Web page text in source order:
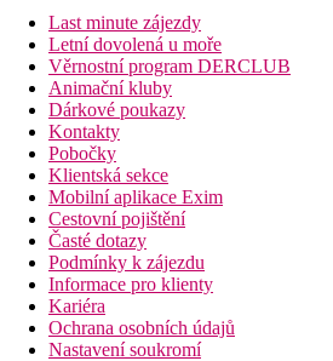
Last minute zájezdy
Letní dovolená u moře
Věrnostní program DERCLUB
Animační kluby
Dárkové poukazy
Kontakty
Pobočky
Klientská sekce
Mobilní aplikace Exim
Cestovní pojištění
Časté dotazy
Podmínky k zájezdu
Informace pro klienty
Kariéra
Ochrana osobních údajů
Nastavení soukromí